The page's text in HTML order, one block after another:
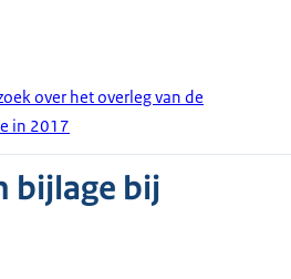
over het overleg van de
in 2017
bijlage bij